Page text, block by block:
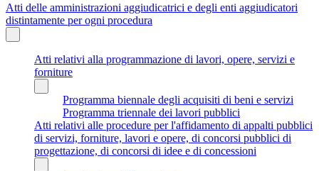
Atti delle amministrazioni aggiudicatrici e degli enti aggiudicatori
distintamente per ogni procedura
Atti relativi alla programmazione di lavori, opere, servizi e
forniture
Programma biennale degli acquisiti di beni e servizi
Programma triennale dei lavori pubblici
Atti relativi alle procedure per l'affidamento di appalti pubblici
di servizi, forniture, lavori e opere, di concorsi pubblici di
progettazione, di concorsi di idee e di concessioni